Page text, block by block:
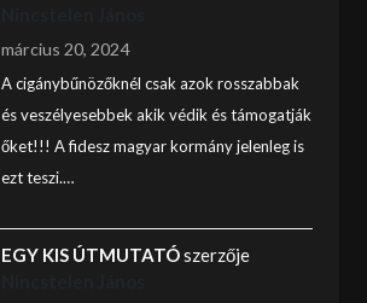
március 20, 2024
A cigánybűnözőknél csak azok rosszabbak
és veszélyesebbek akik védik és támogatják
őket!!! A fidesz magyar kormány jelenleg is
ezt teszi.…
EGY KIS ÚTMUTATÓszerzője